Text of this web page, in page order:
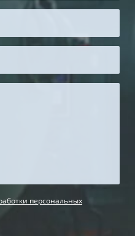
персональных